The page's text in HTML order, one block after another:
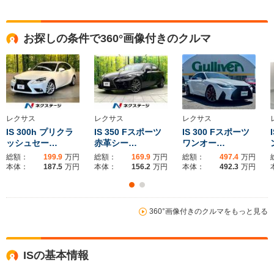
サイズ
(全長x全幅x全高)
全高
全幅
1.92m
全長
5.14m
ホイールベース
-m
└市街地:22.6～
└高速道路:24.6～
25.2km/L
全高
全幅
1.84m
全長
4.7m
ホイールベース
-m
└市街地:7.0～
15.6km/L
└高速道路:13.2～
全高
4.85m
ホイ
お探しの条件で360°画像付きのクルマ
レクサス
IS 300h プリクラ
ッシュセー…
総額： 199.9 万円
本体：
187.5 万円
レクサス
IS 350 Fスポーツ
赤革シー…
総額： 169.9 万円
本体：
156.2 万円
レクサス
IS 300 Fスポーツ
ワンオー…
総額： 497.4 万円
本体：
492.3 万円
360°画像付きのクルマをもっと見る
ISの基本情報